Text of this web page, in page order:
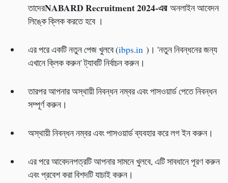
তাদেরNABARD Recruitment 2024-এরঅনলাইন আবেদন
লিঙ্কে ক্লিক করতে হবে ।
এর পরে একটি নতুন পেজ খুলবে (ibps.in )। 'নতুন নিবন্ধনের জন্য
এখানে ক্লিক করুন' ট্যাবটি নির্বাচন করুন।
তারপর আপনার অস্থায়ী নিবন্ধন নম্বর এবং পাসওয়ার্ড পেতে নিবন্ধন
সম্পূর্ণ করুন।
অস্থায়ী নিবন্ধন নম্বর এবং পাসওয়ার্ড ব্যবহার করে লগ ইন করুন।
এর পরে আবেদনপত্রটি আপনার সামনে খুলবে, এটি সাবধানে পূরণ করুন
এবং প্রবেশ করা বিশদটি যাচাই করুন।